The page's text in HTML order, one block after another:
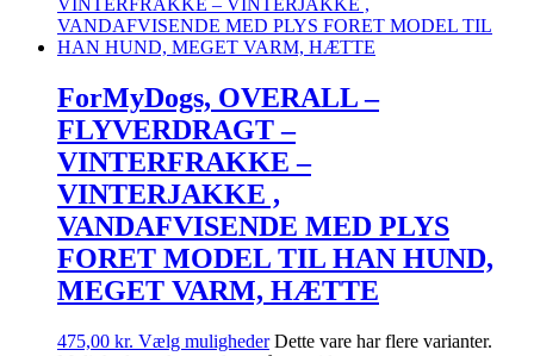
ForMyDogs, OVERALL –
FLYVERDRAGT –
VINTERFRAKKE –
VINTERJAKKE ,
VANDAFVISENDE MED PLYS
FORET MODEL TIL HAN HUND,
MEGET VARM, HÆTTE
475,00 kr. Vælg muligheder Dette vare har flere varianter.